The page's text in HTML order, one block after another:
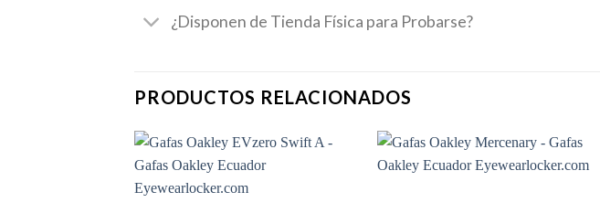
¿Disponen de Tienda Física para Probarse?
PRODUCTOS RELACIONADOS